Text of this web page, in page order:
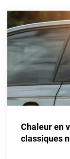
Toyota
Volkswagen
Alfa Romeo
Aston Martin
Chaleur en
classiques